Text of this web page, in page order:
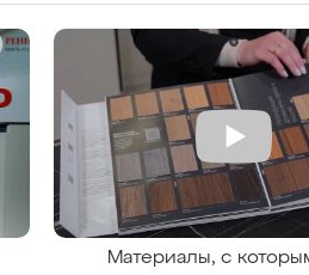
Материалы, с